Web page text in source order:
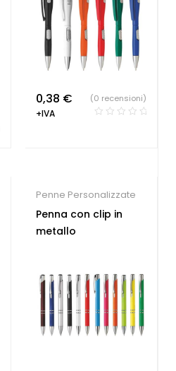
dentistico Penne
Personalizzate
0,38 €
+IVA
(0 recensioni)
Penne Personalizzate
Penna con clip in
metallo